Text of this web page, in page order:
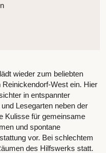
wieder zum beliebten
West ein. Hier
in entspannter
Lesegarten neben der
Kulisse für gemeinsame
und spontane
vor. Bei schlechtem
des Hilfswerks statt.